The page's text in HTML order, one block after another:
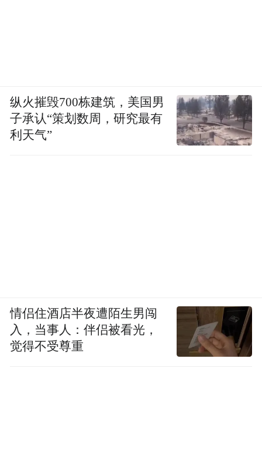
纵火摧毁700栋建筑，美国男
子承认“策划数周，研究最有
利天气”
情侣住酒店半夜遭陌生男闯
入，当事人：伴侣被看光，
觉得不受尊重